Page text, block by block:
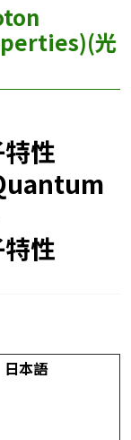
光
性
性
日本語